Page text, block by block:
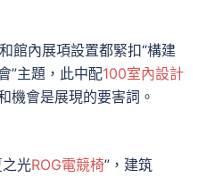
內展項設置都緊扣“構建
”主題，此中配100室內設計
機會是展現的要害詞。
之光ROG電競椅”，建筑